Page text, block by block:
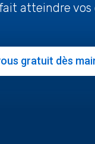
atteindre vos
gratuit dès